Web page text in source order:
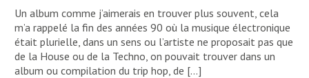
Un album comme j’aimerais en trouver plus souvent, cela
m’a rappelé la fin des années 90 où la musique électronique
était plurielle, dans un sens ou l’artiste ne proposait pas que
de la House ou de la Techno, on pouvait trouver dans un
album ou compilation du trip hop, de […]